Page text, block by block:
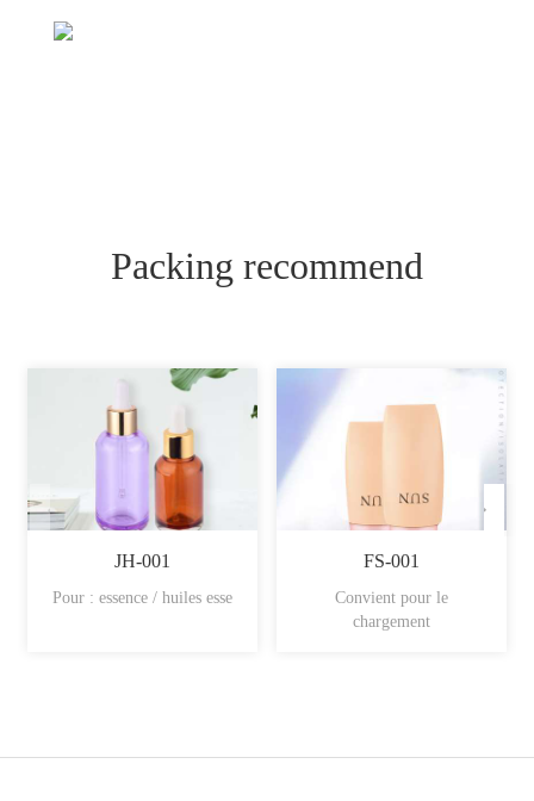
Packing recommend
JH-001
Pour : essence / huiles esse
FS-001
Convient pour le
chargement